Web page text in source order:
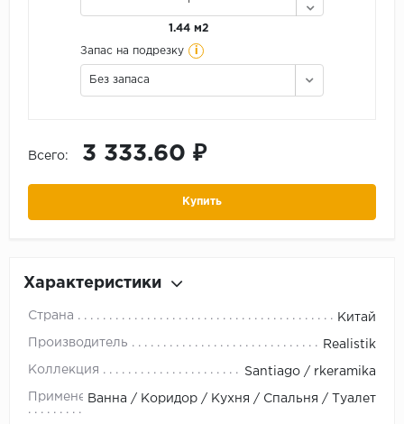
1.44 м2
Запас на подрезку i
Без запаса
Всего: 3 333.60 ₽
Купить
Характеристики
Страна Китай
Производитель Realistik
Коллекция Santiago / rkeramika
ПрименениеВанна / Коридор / Кухня / Спальня / Туалет